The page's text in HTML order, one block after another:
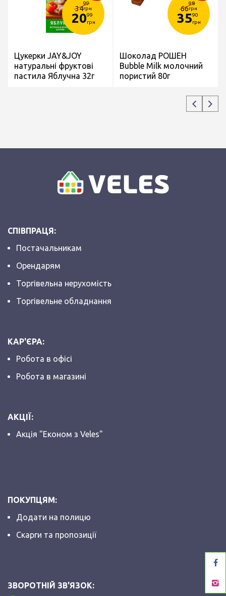
34
99
грн
2099
грн
Цукерки JAY&JOY
натуральні фруктові
пастила Яблучна 32г
66
98
грн
3590
грн
Шоколад РОШЕН
Bubble Milk молочний
пористий 80г
СПІВПРАЦЯ:
Постачальникам
Орендарям
Торгівельна нерухомість
Торгівельне обладнання
КАР'ЄРА:
Робота в офісі
Робота в магазині
АКЦІЇ:
Акція "Економ з Veles"
ПОКУПЦЯМ:
Додати на полицю
Скарги та пропозиції
ЗВОРОТНІЙ ЗВ'ЯЗОК: